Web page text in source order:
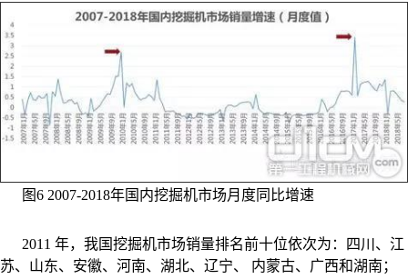
图6 2007-2018年国内挖掘机市场月度同比增速
2011 年，我国挖掘机市场销量排名前十位依次为：四川、江
苏、山东、安徽、河南、湖北、辽宁、 内蒙古、广西和湖南；